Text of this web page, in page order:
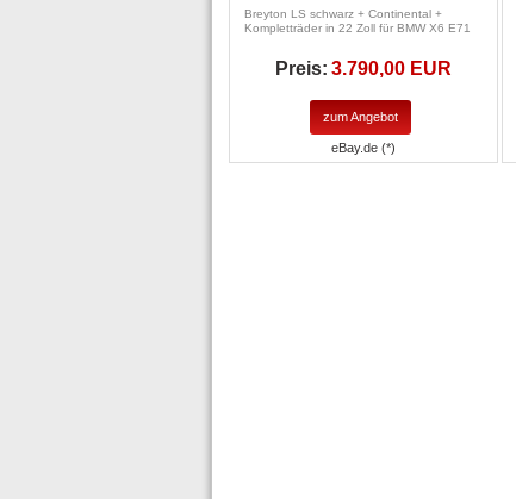
Breyton LS schwarz + Continental +
Kompletträder in 22 Zoll für BMW X6 E71
Preis: 3.790,00 EUR
zum Angebot
eBay.de (*)